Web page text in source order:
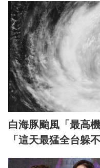
白海豚颱風「最高
「這天最猛全台躲不